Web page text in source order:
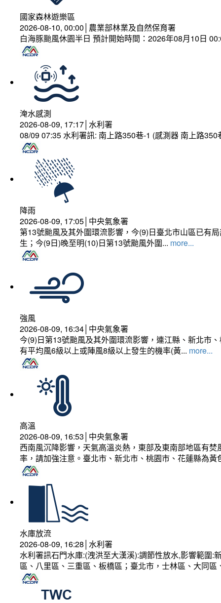
國家森林遊樂區
2026-08-10, 00:00│農業部林業及自然保育署
白海豚颱風休園半日 預計開始時間：2026年08月10日
淹水感測
2026-08-09, 17:17│水利署
08/09 07:35 水利署訊: 南上路350巷-1 (感測器 南上路
降雨
2026-08-09, 17:05│中央氣象署
第13號颱風及其外圍環流影響，今(9)日臺北市山區已有
生；今(9日)晚至明(10)日第13號颱風外圍... more...
強風
2026-08-09, 16:34│中央氣象署
今(9)日第13號颱風及其外圍環流影響，連江縣、新北市
有平均風6級以上或陣風8級以上發生的機率(黃... more...
高溫
2026-08-09, 16:53│中央氣象署
西南風沉降影響，天氣高溫炎熱，東部及東南部地區有
率，請加強注意。臺北市、新北市、桃園市、花蓮縣為
水庫放流
2026-08-09, 16:28│水利署
水利署訊石門水庫:(洩洪至大漢溪):調節性放水,影響範圍
區、八里區、三重區、板橋區；臺北市，士林區、大同